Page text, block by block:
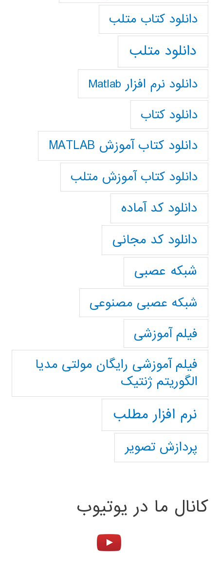
دانلود كتاب متلب
دانلود متلب
دانلود نرم افزار Matlab
دانلود کتاب
دانلود کتاب آموزش MATLAB
دانلود کتاب آموزش متلب
دانلود کد آماده
دانلود کد مجانی
شبکه عصبی
شبکه عصبی مصنوعی
فیلم آموزشی
فیلم آموزشی رایگان مولتی مدیا
الگوریتم ژنتیک
نرم افزار مطلب
پردازش تصویر
کانال ما در یوتیوب